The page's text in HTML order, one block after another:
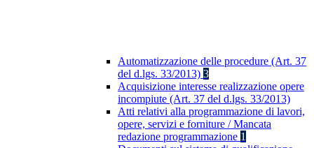
Automatizzazione delle procedure (Art. 37
del d.lgs. 33/2013) 3
Acquisizione interesse realizzazione opere
incompiute (Art. 37 del d.lgs. 33/2013)
Atti relativi alla programmazione di lavori,
opere, servizi e forniture / Mancata
redazione programmazione 1